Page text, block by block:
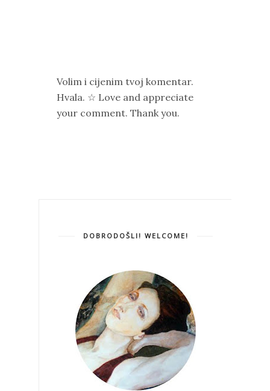
Volim i cijenim tvoj komentar.
Hvala. ☆ Love and appreciate
your comment. Thank you.
DOBRODOŠLI! WELCOME!